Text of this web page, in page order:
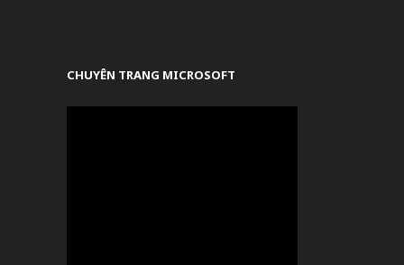
CHUYÊN TRANG MICROSOFT